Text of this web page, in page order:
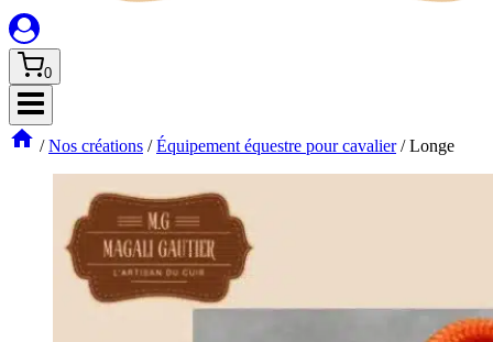
0
/ Nos créations / Équipement équestre pour cavalier / Longe